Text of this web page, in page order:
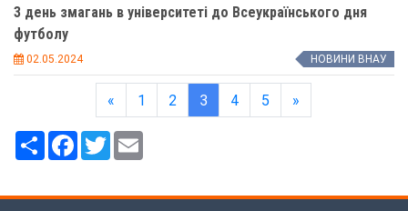
3 день змагань в університеті до Всеукраїнського дня
футболу
02.05.2024 НОВИНИ ВНАУ
« 1 2 3 4 5 »
РесурсFacebook
Twitter